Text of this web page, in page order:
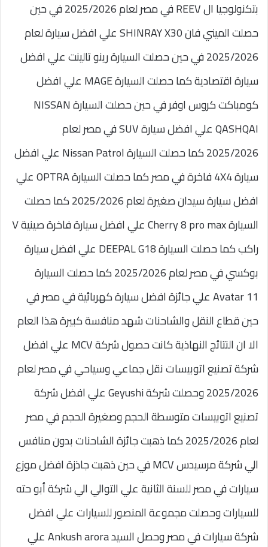
بتكنولوجيا ال REEV في مصر لعام 2025/2026 في حين
حصلت الميني فان SHINRAY X30 علي افضل سيارة لعام
2025/2026 في حين حصلت السيارة رينو تالينت علي افضل
سيارة اقتصادية كما حصلت السيارة MAGE علي افضل
كومباكت كروس اوفر في حين حصلت السيارة NISSAN
QASHQAI علي افضل سيارة SUV في مصر لعام
2025/2026 كما حصلت السيارة Nissan Patrol علي افضل
سيارة 4X4 فاخرة في مصر كما حصلت السيارة OPTRA علي
افضل سيارة سيدان صغيرة لعام 2025/2026 كما حصلت
السيارة Cherry 8 pro max علي افضل سيارة فاخرة صينية ٧
راكب كما حصلت السيارة DEEPAL G18 علي افضل سيارة
بوكسي في مصر لعام 2025/2026 كما حصلت السيارة
Avatar 11 علي جائزة افضل سيارة كهربائية في مصر في
حين قطاع النقل والشاحنات شهد منافسة كبيرة هذا العام
الا ان النتائج النهاذية كانت حصول شركة MCV علي افضل
شركة تصنيع اتوبيسات نقل جماعي وسياحي في مصر لعام
2025/2026 وحصلت شركة Geyushi علي افضل شركة
تصنيع اتوبيسات متوسطة الحجم وصغيرة الحجم في مصر
لعام 2025/2026 كما ذهبت جائزة الشاحنات بدون منافس
الي شركة مرسيدس MCV في حين ذهبت جاذزة افضل موزع
سيارات في مصر للسنة الثانية علي التوالي الي شركة أبو حته
للسيارات وحصلت مجموعة المنصور للسيارات علي افضل
شركة سيارات في مصر وحصل السيد Ankush arora علي